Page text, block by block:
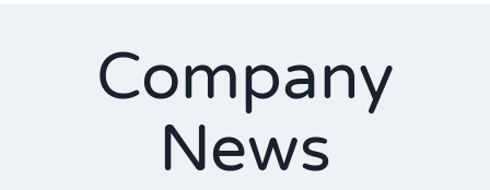
Company
News